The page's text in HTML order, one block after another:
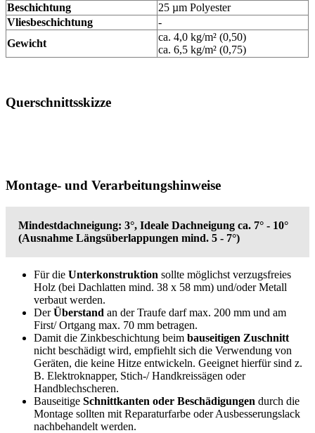
Beschichtung
25 µm Polyester
Vliesbeschichtung
-
Gewicht
ca. 4,0 kg/m² (0,50)
ca. 6,5 kg/m² (0,75)
Querschnittsskizze
Montage- und Verarbeitungshinweise
Mindestdachneigung: 3°, Ideale Dachneigung ca. 7° - 10°
(Ausnahme Längsüberlappungen mind. 5 - 7°)
Für die Unterkonstruktion sollte möglichst verzugsfreies
Holz (bei Dachlatten mind. 38 x 58 mm) und/oder Metall
verbaut werden.
DerÜberstand an der Traufe darf max. 200 mm und am
First/ Ortgang max. 70 mm betragen.
Damit die Zinkbeschichtung beim bauseitigen Zuschnitt
nicht beschädigt wird, empfiehlt sich die Verwendung von
Geräten, die keine Hitze entwickeln. Geeignet hierfür sind z.
B. Elektroknapper, Stich-/ Handkreissägen oder
Handblechscheren.
Bauseitige Schnittkanten oder Beschädigungen durch die
Montage sollten mit Reparaturfarbe oder Ausbesserungslack
nachbehandelt werden.